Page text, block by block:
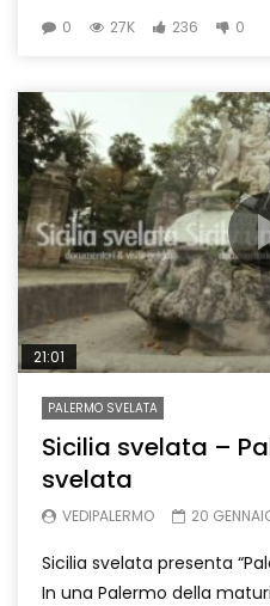
0 27K 236 0
21:01
PALERMO SVELATA
Sicilia svelata –
svelata
VEDIPALERMO 20
Sicilia svelata presenta
In una Palermo della